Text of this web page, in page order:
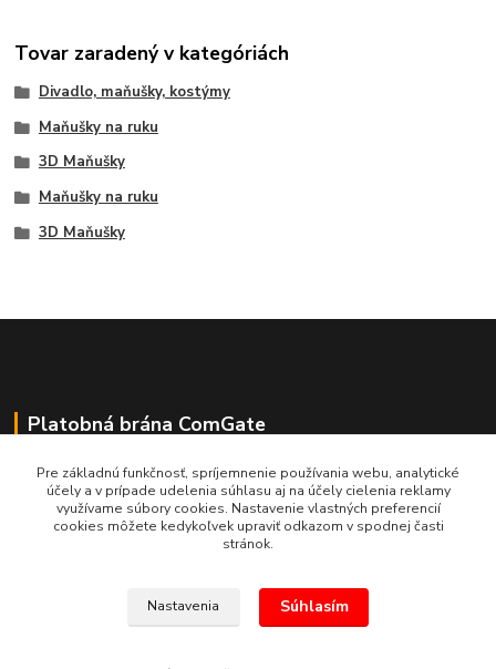
Tovar zaradený v kategóriách
Divadlo, maňušky, kostýmy
Maňušky na ruku
3D Maňušky
Maňušky na ruku
3D Maňušky
Platobná brána ComGate
Pre základnú funkčnosť, spríjemnenie používania webu, analytické
účely a v prípade udelenia súhlasu aj na účely cielenia reklamy
využívame súbory cookies. Nastavenie vlastných preferencií
cookies môžete kedykoľvek upraviť odkazom v spodnej časti
stránok.
Nastavenia Súhlasím